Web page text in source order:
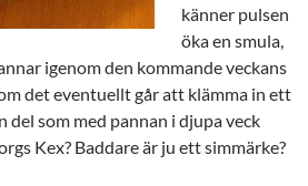
känner pulsen
öka en smula,
igenom den kommande veckans
det eventuellt går att klämma in ett
del som med pannan i djupa veck
Kex? Baddare är ju ett simmärke?